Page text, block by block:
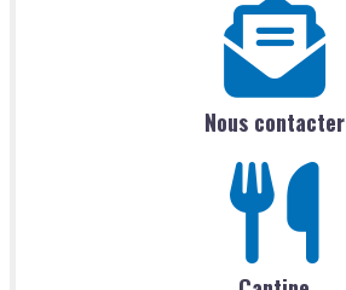
Nous contacter